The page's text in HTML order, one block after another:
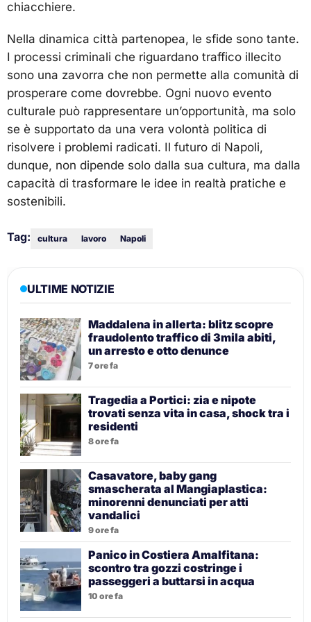
chiacchiere.
Nella dinamica città partenopea, le sfide sono tante.
I processi criminali che riguardano traffico illecito
sono una zavorra che non permette alla comunità di
prosperare come dovrebbe. Ogni nuovo evento
culturale può rappresentare un’opportunità, ma solo
se è supportato da una vera volontà politica di
risolvere i problemi radicati. Il futuro di Napoli,
dunque, non dipende solo dalla sua cultura, ma dalla
capacità di trasformare le idee in realtà pratiche e
sostenibili.
Tag: cultura lavoro Napoli
ULTIME NOTIZIE
Maddalena in allerta: blitz scopre
fraudolento traffico di 3mila abiti,
un arresto e otto denunce
7 ore fa
Tragedia a Portici: zia e nipote
trovati senza vita in casa, shock tra i
residenti
8 ore fa
Casavatore, baby gang
smascherata al Mangiaplastica:
minorenni denunciati per atti
vandalici
9 ore fa
Panico in Costiera Amalfitana:
scontro tra gozzi costringe i
passeggeri a buttarsi in acqua
10 ore fa